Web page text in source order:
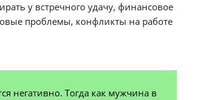
у встречного удачу, финансовое
проблемы, конфликты на работе
негативно. Тогда как мужчина в